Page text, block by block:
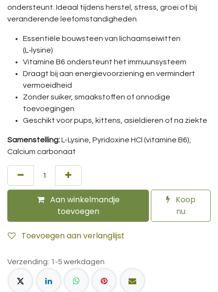
ondersteunt. Ideaal tijdens herstel, stress, groei of bij
veranderende leefomstandigheden.
Essentiële bouwsteen van lichaamseiwitten
(L‑lysine)
Vitamine B6 ondersteunt het immuunsysteem
Draagt bij aan energievoorziening en vermindert
vermoeidheid
Zonder suiker, smaakstoffen of onnodige
toevoegingen
Geschikt voor pups, kittens, asieldieren of na ziekte
Samenstelling:L-Lysine, Pyridoxine HCl (vitamine B6),
Calcium carbonaat
Aan winkelmandje
toevoegen
Koop
nu
Toevoegen aan verlanglijst
Verzending: 1-5 werkdagen